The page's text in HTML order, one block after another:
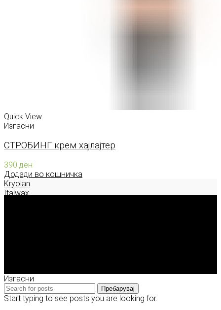
Quick View
Изгасни
СТРОБИНГ крем хајлајтер
390 ден
Додади во кошничка
Kryolan
Italwax
Изгасни
Пребарувај
Start typing to see posts you are looking for.